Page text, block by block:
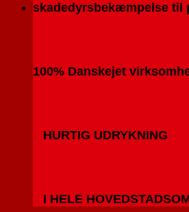
skadedyrsbekæmpelse til
100% Danskejet
HURTIG UDRYKNING
I HELE